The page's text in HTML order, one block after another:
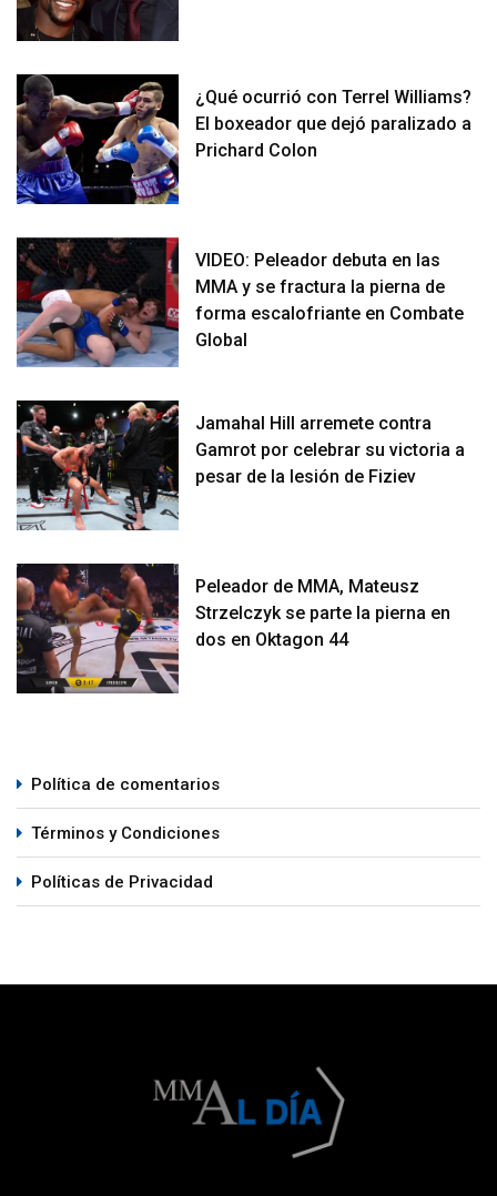
¿Qué ocurrió con Terrel Williams?
El boxeador que dejó paralizado a
Prichard Colon
VIDEO: Peleador debuta en las
MMA y se fractura la pierna de
forma escalofriante en Combate
Global
Jamahal Hill arremete contra
Gamrot por celebrar su victoria a
pesar de la lesión de Fiziev
Peleador de MMA, Mateusz
Strzelczyk se parte la pierna en
dos en Oktagon 44
Política de comentarios
Términos y Condiciones
Políticas de Privacidad